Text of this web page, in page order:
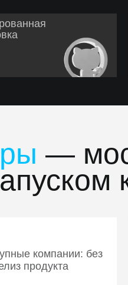
—
компании: без
продукта